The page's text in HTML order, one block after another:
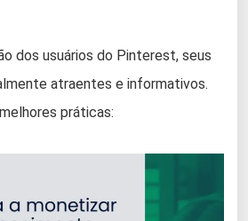
dos usuários do Pinterest, seus
atraentes e informativos.
práticas: